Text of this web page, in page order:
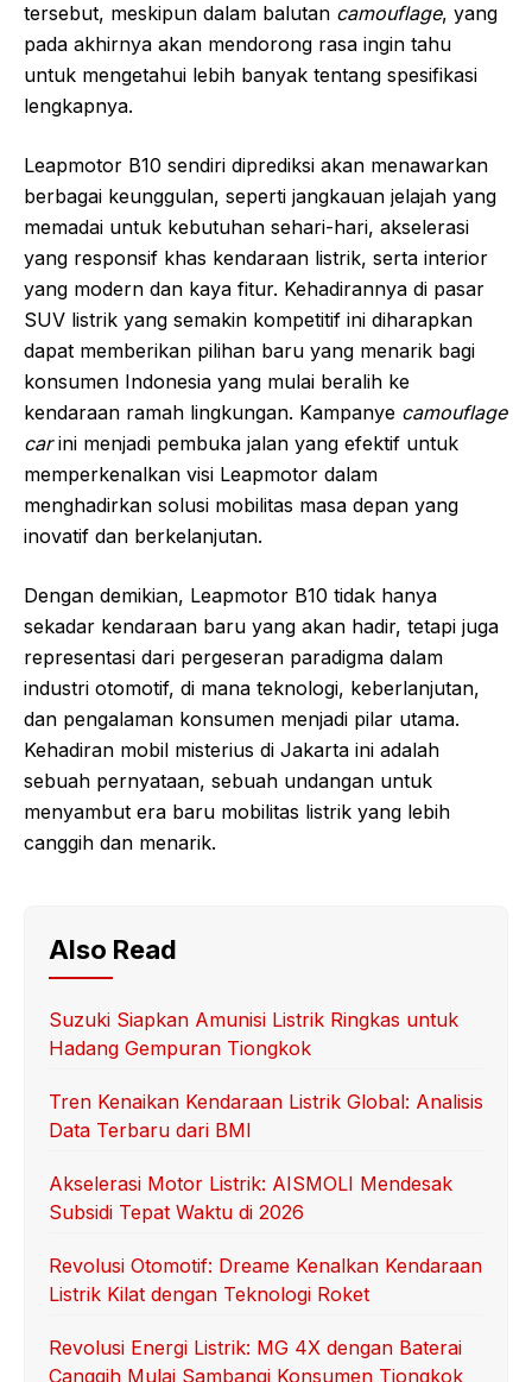
tersebut, meskipun dalam balutan camouflage, yang
pada akhirnya akan mendorong rasa ingin tahu
untuk mengetahui lebih banyak tentang spesifikasi
lengkapnya.
Leapmotor B10 sendiri diprediksi akan menawarkan
berbagai keunggulan, seperti jangkauan jelajah yang
memadai untuk kebutuhan sehari-hari, akselerasi
yang responsif khas kendaraan listrik, serta interior
yang modern dan kaya fitur. Kehadirannya di pasar
SUV listrik yang semakin kompetitif ini diharapkan
dapat memberikan pilihan baru yang menarik bagi
konsumen Indonesia yang mulai beralih ke
kendaraan ramah lingkungan. Kampanye camouflage
carini menjadi pembuka jalan yang efektif untuk
memperkenalkan visi Leapmotor dalam
menghadirkan solusi mobilitas masa depan yang
inovatif dan berkelanjutan.
Dengan demikian, Leapmotor B10 tidak hanya
sekadar kendaraan baru yang akan hadir, tetapi juga
representasi dari pergeseran paradigma dalam
industri otomotif, di mana teknologi, keberlanjutan,
dan pengalaman konsumen menjadi pilar utama.
Kehadiran mobil misterius di Jakarta ini adalah
sebuah pernyataan, sebuah undangan untuk
menyambut era baru mobilitas listrik yang lebih
canggih dan menarik.
Also Read
Suzuki Siapkan Amunisi Listrik Ringkas untuk
Hadang Gempuran Tiongkok
Tren Kenaikan Kendaraan Listrik Global: Analisis
Data Terbaru dari BMI
Akselerasi Motor Listrik: AISMOLI Mendesak
Subsidi Tepat Waktu di 2026
Revolusi Otomotif: Dreame Kenalkan Kendaraan
Listrik Kilat dengan Teknologi Roket
Revolusi Energi Listrik: MG 4X dengan Baterai
Canggih Mulai Sambangi Konsumen Tiongkok